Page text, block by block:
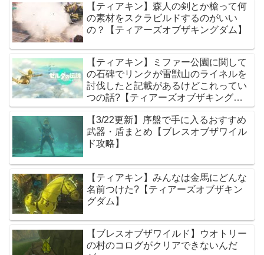
【ティアキン】森人の剣とか槍って何
の素材をスクラビルドするのがいい
の？【ティアーズオブザキングダム】
【ティアキン】ミファー公園に関して
の石碑でリンクが雷獣山のライネルを
討伐したと記載があるけどこれってい
つの話?【ティアーズオブザキングダ
ム】
【3/22更新】序盤で手に入るおすすめ
武器・盾まとめ【ブレスオブザワイル
ド攻略】
【ティアキン】みんなは金馬にどんな
名前つけた?【ティアーズオブザキン
グダム】
【ブレスオブザワイルド】ウオトリー
の村のコログがクリアできないんだ